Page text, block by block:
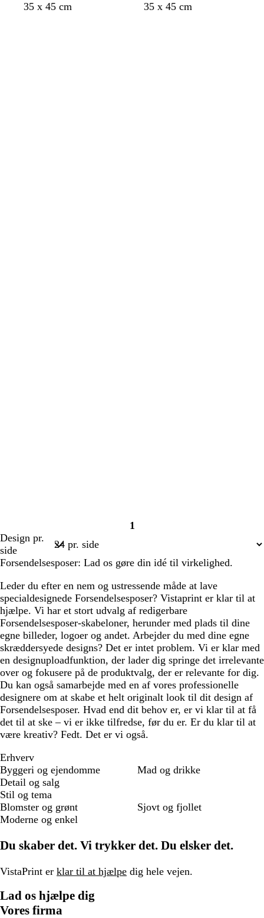
35 x 45 cm
35 x 45 cm
Side
1
Design pr.
side
Forsendelsesposer: Lad os gøre din idé til virkelighed.
Leder du efter en nem og ustressende måde at lave
specialdesignede Forsendelsesposer? Vistaprint er klar til at
hjælpe. Vi har et stort udvalg af redigerbare
Forsendelsesposer-skabeloner, herunder med plads til dine
egne billeder, logoer og andet. Arbejder du med dine egne
skræddersyede designs? Det er intet problem. Vi er klar med
en designuploadfunktion, der lader dig springe det irrelevante
over og fokusere på de produktvalg, der er relevante for dig.
Du kan også samarbejde med en af vores professionelle
designere om at skabe et helt originalt look til dit design af
Forsendelsesposer. Hvad end dit behov er, er vi klar til at få
det til at ske – vi er ikke tilfredse, før du er. Er du klar til at
være kreativ? Fedt. Det er vi også.
Erhverv
Byggeri og ejendomme
Detail og salg
Mad og drikke
Stil og tema
Blomster og grønt
Moderne og enkel
Sjovt og fjollet
Du skaber det. Vi trykker det. Du elsker det.
VistaPrint er klar til at hjælpe dig hele vejen.
Lad os hjælpe dig
Vores firma